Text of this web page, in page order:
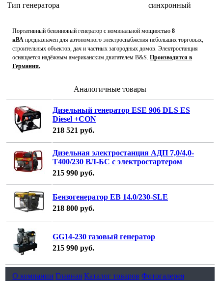
Тип генератора
синхронный
Портативный бензиновый генератор с номинальной мощностью 8
кВА предназначен для автономного электроснабжения небольших торговых,
строительных объектов, дач и частных загородных домов. Электростанция
оснащается надёжным американским двигателем B&S. Производится в
Германии.
Аналогичные товары
Дизельный генератор ESE 906 DLS ES
Diesel +CON
218 521 руб.
Дизельная электростанция АДП 7,0/4,0-
T400/230 ВЛ-БС с электростартером
215 990 руб.
Бензогенератор EB 14.0/230-SLE
218 800 руб.
GG14-230 газовый генератор
215 990 руб.
О компании Главная Каталог товаров Фотогалерея